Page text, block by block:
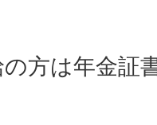
方は年金証